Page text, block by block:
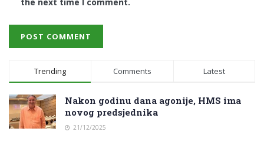
the next time I comment.
Trending Comments Latest
Nakon godinu dana agonije, HMS ima
novog predsjednika
21/12/2025